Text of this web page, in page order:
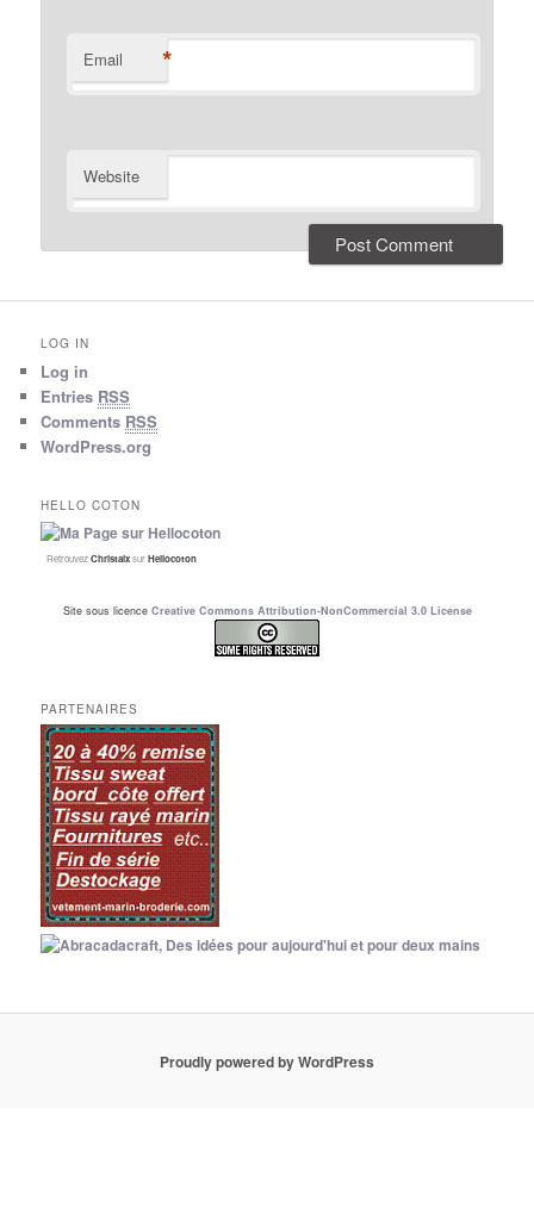
Email *
Website
LOG IN
Log in
Entries RSS
Comments RSS
WordPress.org
HELLO COTON
RetrouvezChristalxsurHellocoton
Site sous licence Creative Commons Attribution-NonCommercial 3.0 License
PARTENAIRES
Proudly powered by WordPress